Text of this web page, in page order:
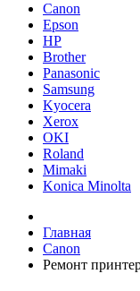
Canon
Epson
HP
Brother
Panasonic
Samsung
Kyocera
Xerox
OKI
Roland
Mimaki
Konica Minolta
Главная
Canon
Ремонт